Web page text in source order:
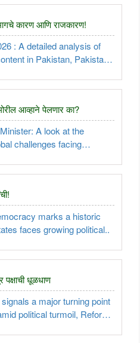
कारण आणि राजकारण!
: A detailed analysis of
in Pakistan, Pakistan-
आव्हाने पेलणार का?
A look at the
challenges facing
marks a historic
faces growing political..
पक्षाची धूळधाण
a major turning point
political turmoil, Reform